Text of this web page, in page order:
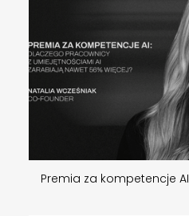
Premia za kompetencje AI